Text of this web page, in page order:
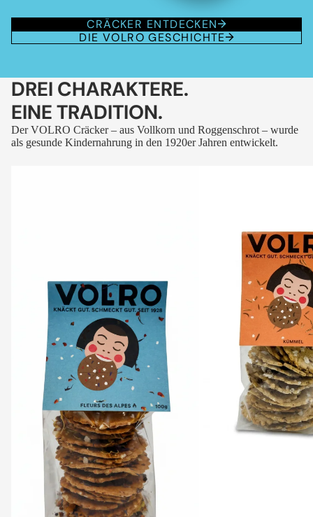
CRÄCKER ENTDECKEN
DIE VOLRO GESCHICHTE
DREI CHARAKTERE.
EINE TRADITION.
Der VOLRO Cräcker – aus Vollkorn und Roggenschrot – wurde
als gesunde Kindernahrung in den 1920er Jahren entwickelt.